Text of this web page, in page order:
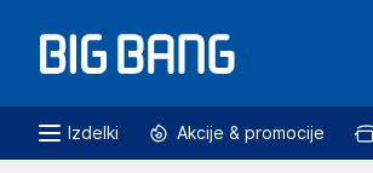
Izdelki Akcije & promocije